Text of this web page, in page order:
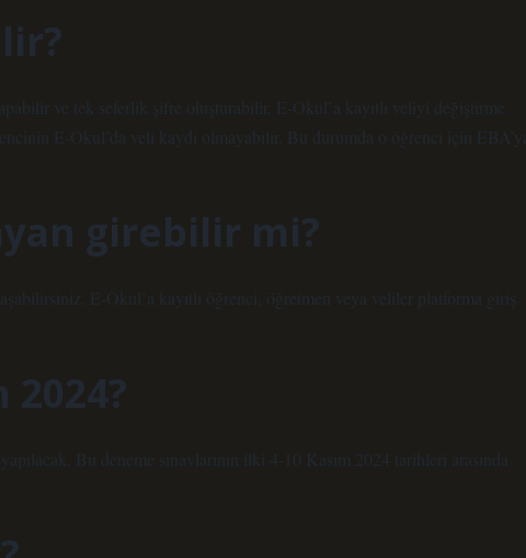
ve tek seferlik şifre oluşturabilir. E-Okul’a kayıtlı veliyi değiştirme
E-Okul’da veli kaydı olmayabilir. Bu durumda o öğrenci için
girebilir mi?
E-Okul’a kayıtlı öğrenci, öğretmen veya veliler platforma giriş
2024?
Bu deneme sınavlarının ilki 4-10 Kasım 2024 tarihleri ​​arasında